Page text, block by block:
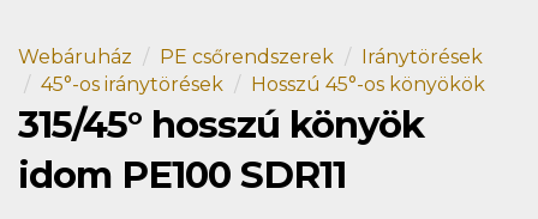
Webáruház PE csőrendszerek
Iránytörések
45°-os iránytörések
Hosszú 45°-os könyökök
315/45° hosszú könyök
idom PE100 SDR11